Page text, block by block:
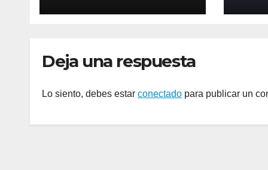
Deja una respuesta
Lo siento, debes estar conectado para publicar un